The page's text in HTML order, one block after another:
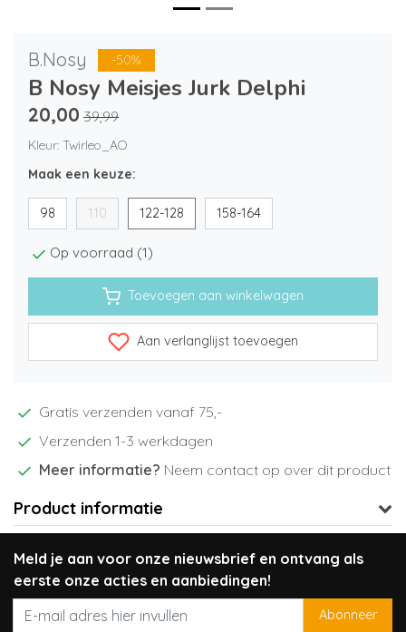
B.Nosy -50%
B Nosy Meisjes Jurk Delphi
20,00 39,99
Kleur: Twirleo_AO
Maak een keuze:
98 110 122-128 158-164
Op voorraad (1)
Toevoegen aan winkelwagen
Aan verlanglijst toevoegen
Gratis verzenden vanaf 75,-
Verzenden 1-3 werkdagen
Meer informatie? Neem contact op over dit product
Product informatie
Meld je aan voor onze nieuwsbrief en ontvang als
eerste onze acties en aanbiedingen!
Abonneer